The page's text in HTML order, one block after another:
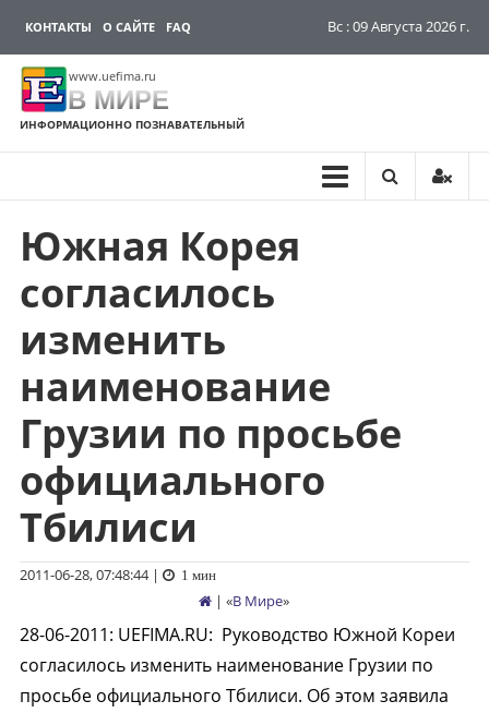
КОНТАКТЫ О САЙТЕ FAQ Вс : 09 Августа 2026 г.
www.uefima.ru
В МИРЕ
ИНФОРМАЦИОННО ПОЗНАВАТЕЛЬНЫЙ
Перейти
содержимому
Южная Корея
согласилось
изменить
наименование
Грузии по просьбе
официального
Тбилиси
2011-06-28, 07:48:44| 1 мин
| «В Мире»
28-06-2011: UEFIMA.RU: Руководство Южной Кореи
согласилось изменить наименование Грузии по
просьбе официального Тбилиси. Об этом заявила